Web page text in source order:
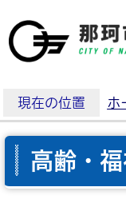
現在の位置 ホ
高齢・